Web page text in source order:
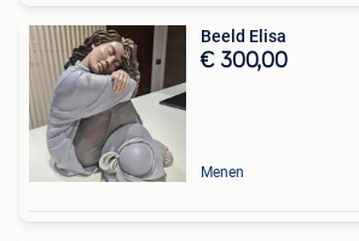
Beeld Elisa
€ 300,00
Menen